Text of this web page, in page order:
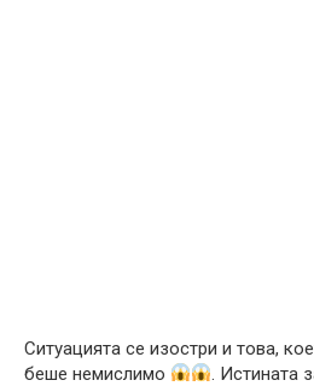
Ситуацията се изостри и това,
беше немислимо
. Истината